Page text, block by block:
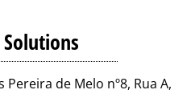
de Melo nº8, Rua A,